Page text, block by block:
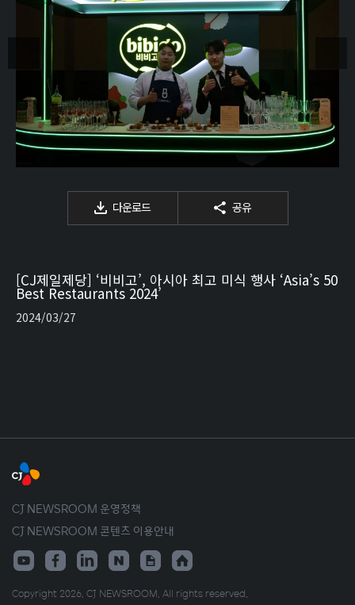
다운로드 공유
[CJ제일제당] ‘비비고’, 아시아 최고 미식 행사 ‘Asia’s 50
Best Restaurants 2024’
2024/03/27
CJ NEWSROOM 운영정책
CJ NEWSROOM 콘텐츠 이용안내
Copyright 2026. CJ NEWSROOM. All rights reserved.